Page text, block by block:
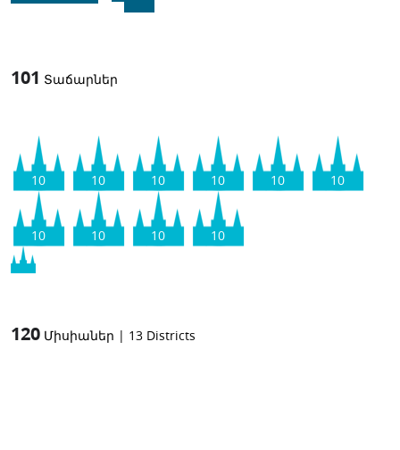
101 Տաճարներ
10 10 10 10 10 10
10 10 10 10
120 Միսիաներ | 13 Districts